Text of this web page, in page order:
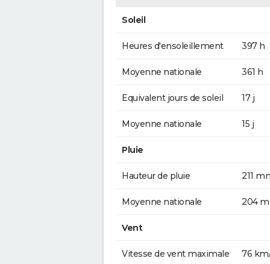
Soleil
Heures d'ensoleillement 397 h
Moyenne nationale 361 h
Equivalent jours de soleil 17 j
Moyenne nationale 15 j
Pluie
Hauteur de pluie 211
Moyenne nationale 204
Vent
Vitesse de vent maximale 76